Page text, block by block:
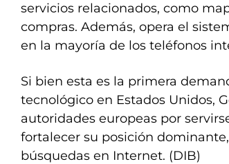
servicios relacionados, como
compras. Además, opera el
en la mayoría de los teléfonos
Si bien esta es la primera
tecnológico en Estados Unidos,
autoridades europeas por
fortalecer su posición
búsquedas en Internet. (DIB)